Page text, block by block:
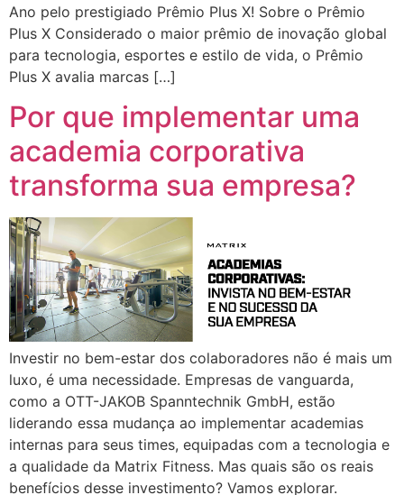
Ano pelo prestigiado Prêmio Plus X! Sobre o Prêmio
Plus X Considerado o maior prêmio de inovação global
para tecnologia, esportes e estilo de vida, o Prêmio
Plus X avalia marcas […]
Por que implementar uma
academia corporativa
transforma sua empresa?
Investir no bem-estar dos colaboradores não é mais um
luxo, é uma necessidade. Empresas de vanguarda,
como a OTT-JAKOB Spanntechnik GmbH, estão
liderando essa mudança ao implementar academias
internas para seus times, equipadas com a tecnologia e
a qualidade da Matrix Fitness. Mas quais são os reais
benefícios desse investimento? Vamos explorar.